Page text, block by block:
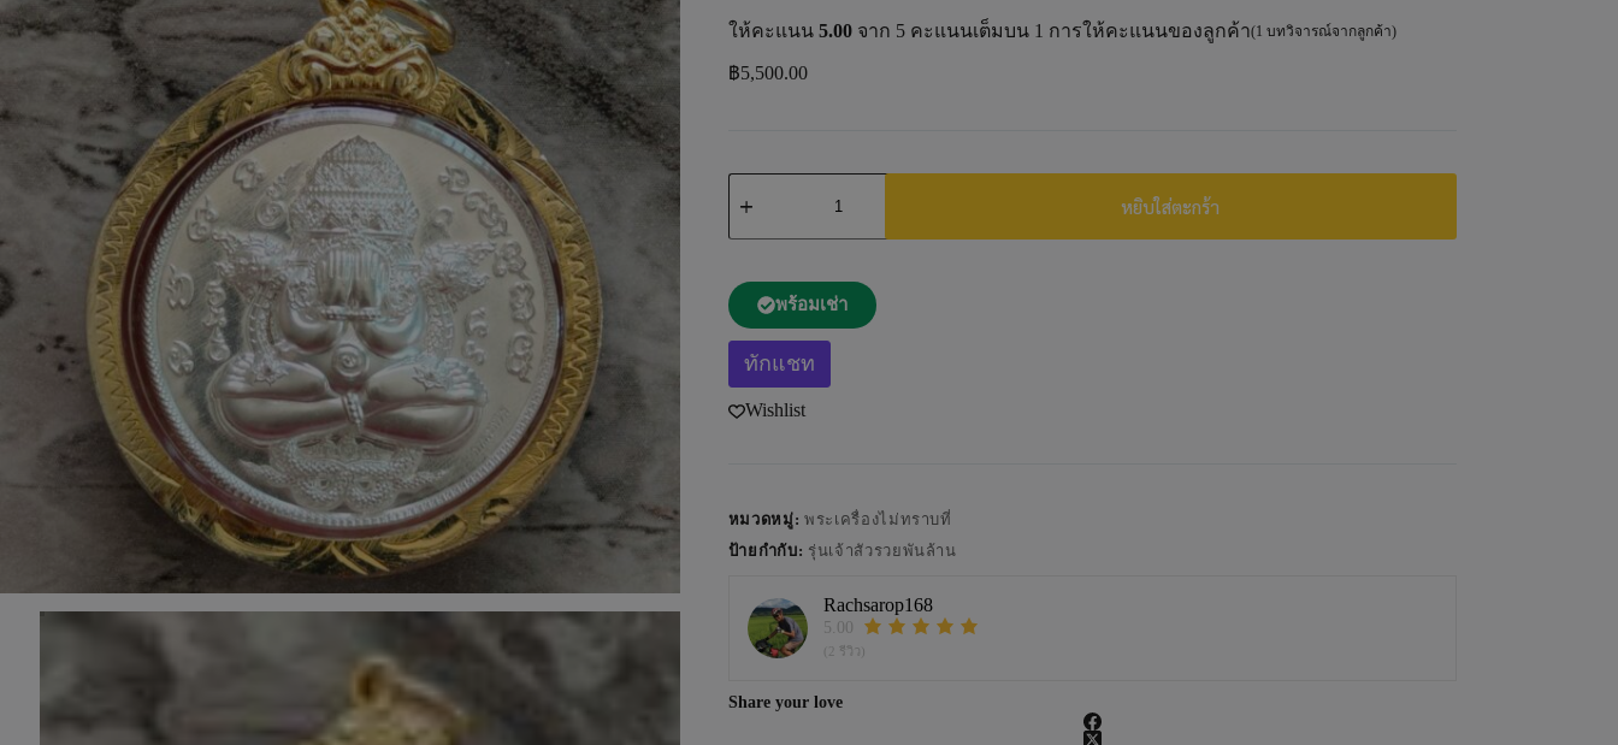
ให้คะแนน 5.00จาก 5 คะแนนเต็มบน 1 การให้คะแนนของลูกค้า(1 บทวิจารณ์จากลูกค้า)
฿5,500.00
หยิบใส่ตะกร้า
t
e
r
t
พร้อมเช่า
ทักแชท
Wishlist
หมวดหมู่: พระเครื่องไม่ทราบที่
ป้ายกำกับ: รุ่นเจ้าสัวรวยพันล้าน
Rachsarop168
5.00
(2 รีวิว)
Share your love